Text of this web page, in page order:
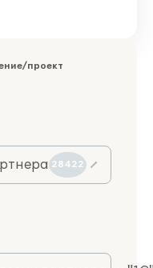
проект
28422